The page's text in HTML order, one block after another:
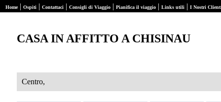
Home| Ospiti | Contattaci | Consigli di Viaggio | Pianifica il viaggio | Links utili | I Nostri
CASA IN AFFITTO A CHISINAU
Centro,